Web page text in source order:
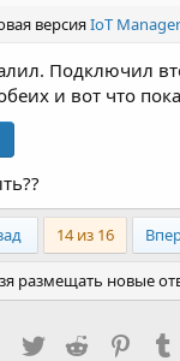
версияIoT Manager
Подключил
и вот что
14 из 16
размещать новые
Facebook
TwitterReddit